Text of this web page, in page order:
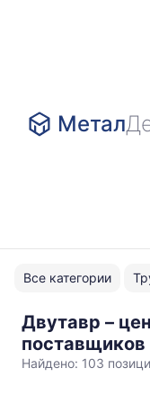
Метал
Все категории
Двутавр –
поставщиков
Найдено: 103